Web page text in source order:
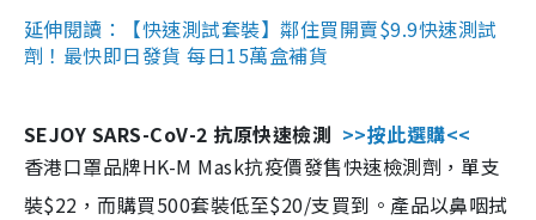
延伸閱讀：【快速測試套裝】鄰住買開賣$9.9快速測試
劑！最快即日發貨 每日15萬盒補貨
SEJOY SARS-CoV-2 抗原快速檢測 >>按此選購<<
香港口罩品牌HK-M Mask抗疫價發售快速檢測劑，單支
裝$22，而購買500套裝低至$20/支買到。產品以鼻咽拭